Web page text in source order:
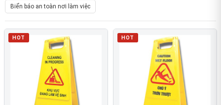
Biển báo an toàn nơi làm việc
HOT HOT